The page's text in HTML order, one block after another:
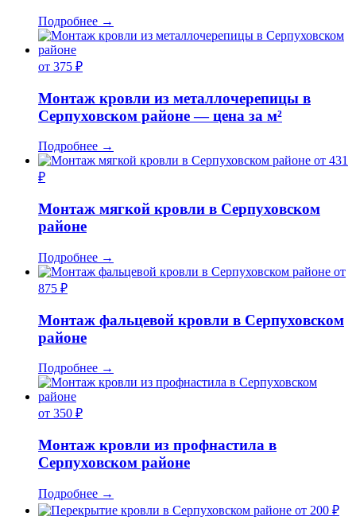
Подробнее →
от 375 ₽
Монтаж кровли из металлочерепицы в
Серпуховском районе — цена за м²
Подробнее →
от 431
₽
Монтаж мягкой кровли в Серпуховском
районе
Подробнее →
от
875 ₽
Монтаж фальцевой кровли в Серпуховском
районе
Подробнее →
от 350 ₽
Монтаж кровли из профнастила в
Серпуховском районе
Подробнее →
от 200 ₽